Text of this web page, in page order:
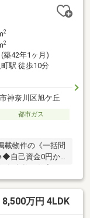
●CENTURY21ア
お住まい探しの
い合わせくださ
2
2
築42年1ヶ月)
駅 徒歩10分
神奈川区旭ケ丘
都市ガス
載物件の《一括問
自己資金0円か
シャルプランナ
いくまで物件見
の心配は不要♪◆
でも安心♪◆平日
万円 4LDK